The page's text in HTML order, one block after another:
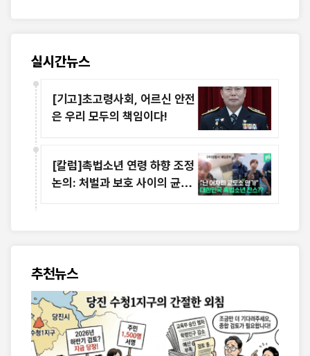
실시간뉴스
[기고]초고령사회, 어르신 안전
은 우리 모두의 책임이다!
[칼럼]촉법소년 연령 하향 조정
논의: 처벌과 보호 사이의 균형
추천뉴스